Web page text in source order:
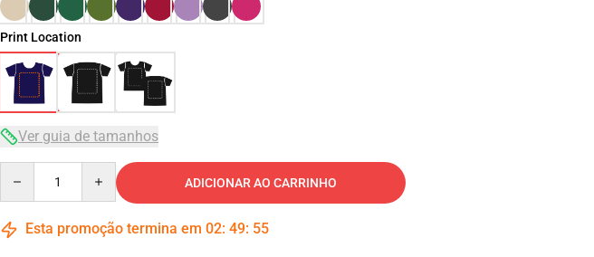
Print Location
Ver guia de tamanhos
ADICIONAR AO CARRINHO
Esta promoção termina em 02: 49: 54